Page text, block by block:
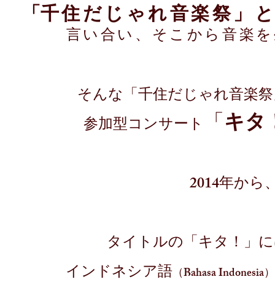
「千住だじゃれ音楽祭」
言い合い、そこから音楽
そんな「千住だじゃれ音楽
参加型コンサート 「キタ
2014年から
タイトルの「キタ！」
インドネシア語 （Bahasa Indonesia）